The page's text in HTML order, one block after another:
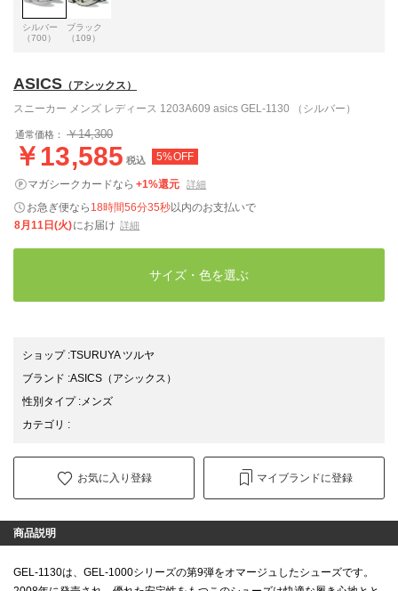
シルバー
（700）
ブラック
（109）
ASICS （アシックス）
スニーカー メンズ レディース 1203A609 asics GEL-1130 （シルバー）
通常価格： ￥14,300
￥13,585 税込 5%OFF
マガシークカードなら +1%還元 詳細
お急ぎ便なら 18時間56分34秒以内のお支払いで
8月11日(火)にお届け 詳細
サイズ・色を選ぶ
ショップ:TSURUYA ツルヤ
ブランド :ASICS （アシックス）
性別タイプ: メンズ
カテゴリ :
お気に入り登録 マイブランドに登録
商品説明
GEL-1130は、GEL-1000シリーズの第9弾をオマージュしたシューズです。